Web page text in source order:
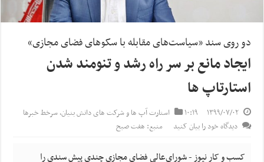
دو روی سند «سیاست‌های مقابله با سکوهای فضای مجازی»
ایجاد مانع بر سر راه رشد و تنومند شدن
استارتاپ ها
۱۳۹۹/۰۷/۰۲ ۱۰:۱۹ استارت آپ ها و شرکت های دانش بنیان,سرخط خبرها
دیدگاه خود را بیان کنید
منبع: هفت صبح
کسب و کار نیوز - شورای‌عالی فضای مجازی چندی پیش سندی را